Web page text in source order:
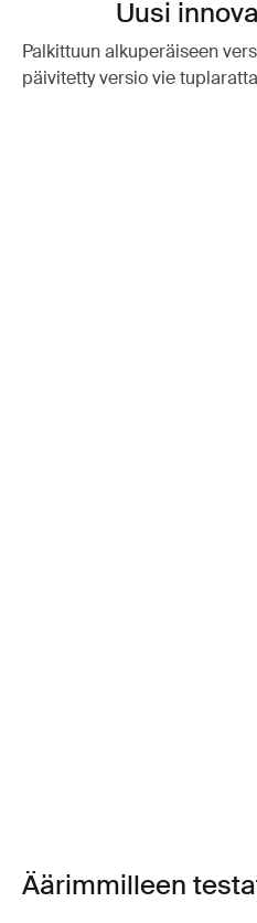
Uusi
Palkittuun alkuperäiseen
päivitetty versio vie
Äärimmilleen